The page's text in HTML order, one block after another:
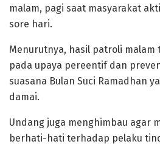
malam, pagi saat masyarakat
sore hari.
Menurutnya, hasil patroli
pada upaya pereentif dan
suasana Bulan Suci Ramadhan
damai.
Undang juga menghimbau agar
berhati-hati terhadap pelaku